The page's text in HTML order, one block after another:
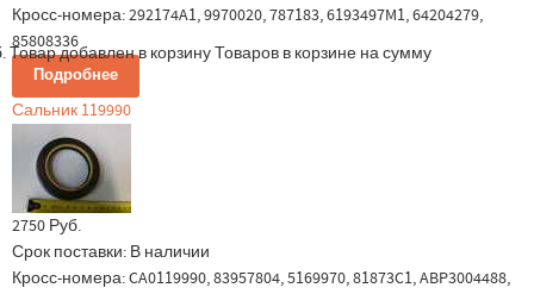
Товар добавлен в корзину Товаров в корзине на сумму
Кросс-номера: 292174A1, 9970020, 787183, 6193497M1, 64204279,
85808336
Подробнее
Сальник 119990
2750 Руб.
Срок поставки: В наличии
Кросс-номера: CA0119990, 83957804, 5169970, 81873C1, ABP3004488,